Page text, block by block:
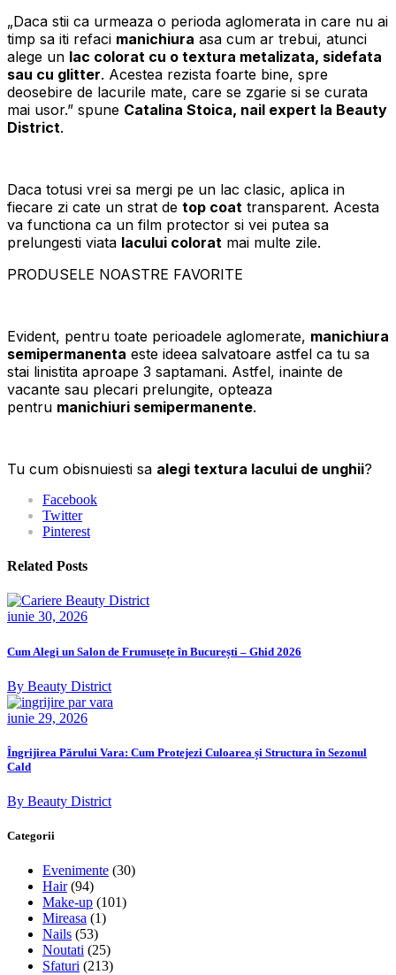
„Daca stii ca urmeaza o perioda aglomerata in care nu ai
timp sa iti refaci manichiura asa cum ar trebui, atunci
alege un lac colorat cu o textura metalizata, sidefata
sau cu glitter. Acestea rezista foarte bine, spre
deosebire de lacurile mate, care se zgarie si se curata
mai usor.” spune Catalina Stoica, nail expert la Beauty
District.
Daca totusi vrei sa mergi pe un lac clasic, aplica in
fiecare zi cate un strat de top coat transparent. Acesta
va functiona ca un film protector si vei putea sa
prelungesti viata lacului colorat mai multe zile.
PRODUSELE NOASTRE FAVORITE
Evident, pentru toate perioadele aglomerate, manichiura
semipermanenta este ideea salvatoare astfel ca tu sa
stai linistita aproape 3 saptamani. Astfel, inainte de
vacante sau plecari prelungite, opteaza
pentru manichiuri semipermanente.
Tu cum obisnuiesti sa alegi textura lacului de unghii?
Facebook
Twitter
Pinterest
Related Posts
iunie 30, 2026
Cum Alegi un Salon de Frumusețe în București – Ghid 2026
By Beauty District
iunie 29, 2026
Îngrijirea Părului Vara: Cum Protejezi Culoarea și Structura în Sezonul
Cald
By Beauty District
Categorii
Evenimente (30)
Hair(94)
Make-up (101)
Mireasa (1)
Nails (53)
Noutati (25)
Sfaturi (213)